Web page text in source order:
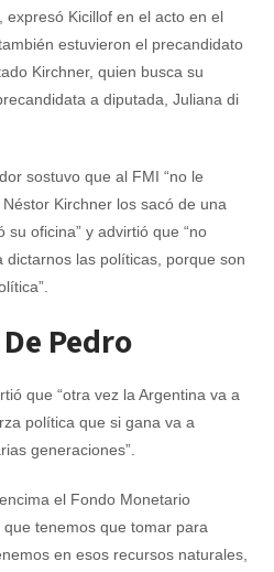
expresó Kicillof en el acto en el
estuvieron el precandidato
Kirchner, quien busca su
a diputada, Juliana di
sostuvo que al FMI “no le
Kirchner los sacó de una
oficina” y advirtió que “no
dictarnos las políticas, porque son
Pedro
que “otra vez la Argentina va a
política que si gana va a
generaciones”.
el Fondo Monetario
tenemos que tomar para
en esos recursos naturales,